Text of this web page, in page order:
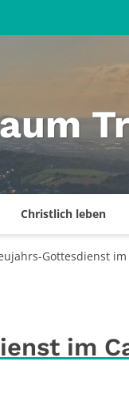
Christlich leben
Gottesdienst im
im